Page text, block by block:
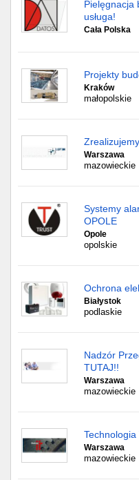
Pielęgnacja
usługa!
Cała Polska
Projekty
Kraków
małopolskie
Warszawa
mazowieckie
Systemy
OPOLE
Opole
opolskie
Ochrona
Białystok
podlaskie
Nadzór
TUTAJ!!
Warszawa
mazowieckie
Technologia
Warszawa
mazowieckie